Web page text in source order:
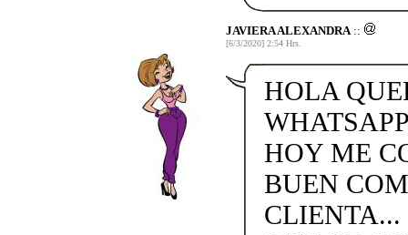
JAVIERA ALEXANDRA::
[6/3/2020] 2:54 Hrs.
HOLA
HOY ME
BUEN
CLIENTA...